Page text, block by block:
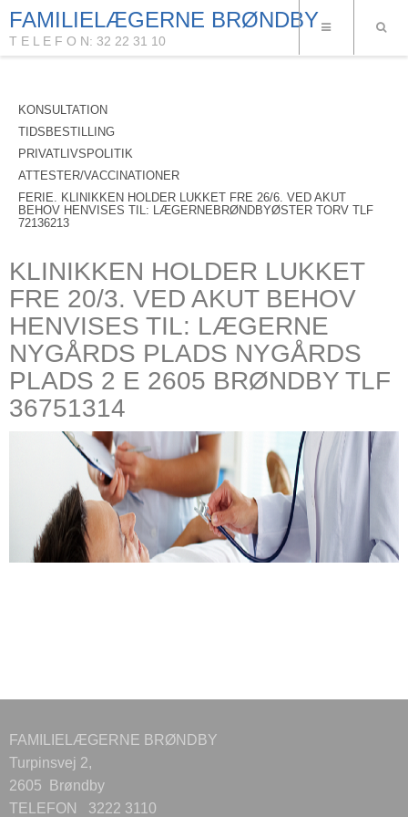
FAMILIELÆGERNE BRØNDBY
T E L E F O N: 32 22 31 10
KONSULTATION
TIDSBESTILLING
PRIVATLIVSPOLITIK
ATTESTER/VACCINATIONER
FERIE. KLINIKKEN HOLDER LUKKET FRE 26/6. VED AKUT
BEHOV HENVISES TIL: LÆGERNEBRØNDBYØSTER TORV TLF
72136213
KLINIKKEN HOLDER LUKKET
FRE 20/3. VED AKUT BEHOV
HENVISES TIL: LÆGERNE
NYGÅRDS PLADS NYGÅRDS
PLADS 2 E 2605 BRØNDBY TLF
36751314
FAMILIELÆGERNE BRØNDBY
Turpinsvej 2,
2605 Brøndby
TELEFON 3222 3110